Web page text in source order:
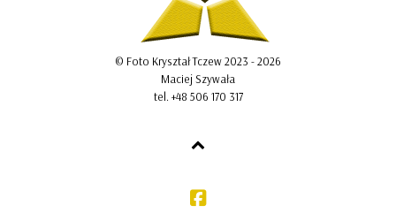
© Foto Kryształ Tczew 2023 - 2026
Maciej Szywała
tel. +48 506 170 317